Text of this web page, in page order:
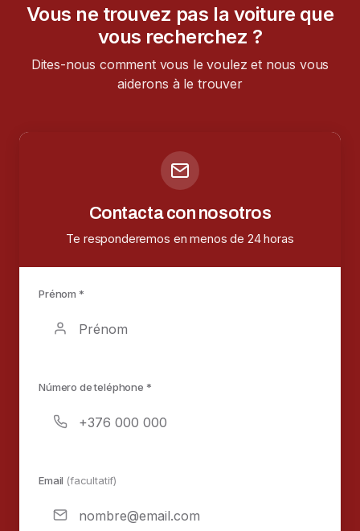
Vous ne trouvez pas la voiture que
vous recherchez ?
Dites-nous comment vous le voulez et nous vous
aiderons à le trouver
Contacta con nosotros
Te responderemos en menos de 24 horas
Prénom *
Número de teléphone *
Email (facultatif)